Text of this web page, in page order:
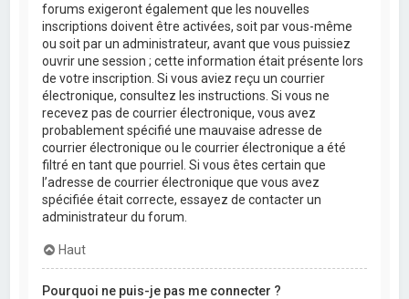
forums exigeront également que les nouvelles
inscriptions doivent être activées, soit par vous-même
ou soit par un administrateur, avant que vous puissiez
ouvrir une session ; cette information était présente lors
de votre inscription. Si vous aviez reçu un courrier
électronique, consultez les instructions. Si vous ne
recevez pas de courrier électronique, vous avez
probablement spécifié une mauvaise adresse de
courrier électronique ou le courrier électronique a été
filtré en tant que pourriel. Si vous êtes certain que
l’adresse de courrier électronique que vous avez
spécifiée était correcte, essayez de contacter un
administrateur du forum.
Haut
Pourquoi ne puis-je pas me connecter ?